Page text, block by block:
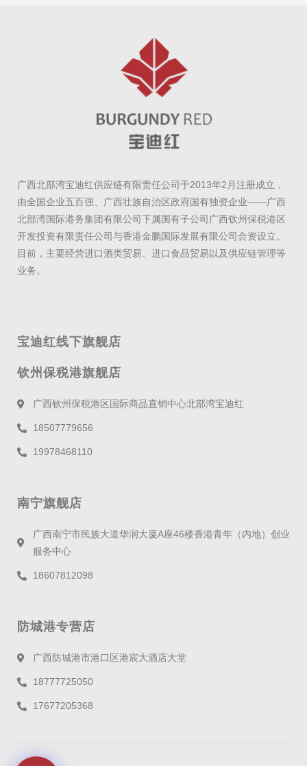
广西北部湾宝迪红供应链有限责任公司于2013年2月注册成立，
由全国企业五百强、广西壮族自治区政府国有独资企业——广西
北部湾国际港务集团有限公司下属国有子公司广西钦州保税港区
开发投资有限责任公司与香港金鹏国际发展有限公司合资设立。
目前，主要经营进口酒类贸易、进口食品贸易以及供应链管理等
业务。
宝迪红线下旗舰店
钦州保税港旗舰店
广西钦州保税港区国际商品直销中心北部湾宝迪红
18507779656
19978468110
南宁旗舰店
广西南宁市民族大道华润大厦A座46楼香港青年（内地）创业
服务中心
18607812098
防城港专营店
广西防城港市港口区港宸大酒店大堂
18777725050
17677205368